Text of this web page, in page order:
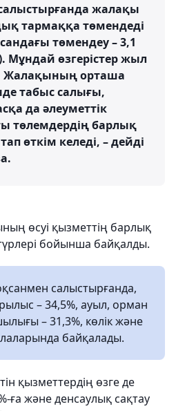
жалақы
тармаққа төмендеді
төмендеу – 3,1
өзгерістер жыл
Жалақының орташа
табыс салығы,
да әлеуметтік
төлемдердің барлық
өткім келеді, – дейді
өсуі қызметтің барлық
бойынша байқалды.
салыстырғанда,
– 34,5%, ауыл, орман
– 31,3%, көлік және
байқалады.
қызметтердің өзге де
ға және денсаулық сақтау